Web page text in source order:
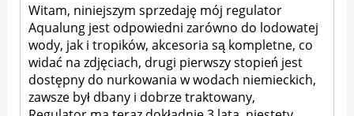
Witam, niniejszym sprzedaję mój regulator
Aqualung jest odpowiedni zarówno do lodowatej
wody, jak i tropików, akcesoria są kompletne, co
widać na zdjęciach, drugi pierwszy stopień jest
dostępny do nurkowania w wodach niemieckich,
zawsze był dbany i dobrze traktowany,